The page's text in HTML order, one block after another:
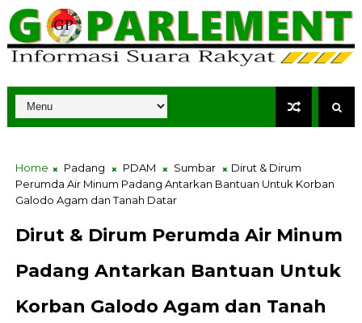
Home Padang PDAM Sumbar
Dirut & Dirum
Perumda Air Minum Padang Antarkan Bantuan Untuk Korban
Galodo Agam dan Tanah Datar
Dirut & Dirum Perumda Air Minum
Padang Antarkan Bantuan Untuk
Korban Galodo Agam dan Tanah